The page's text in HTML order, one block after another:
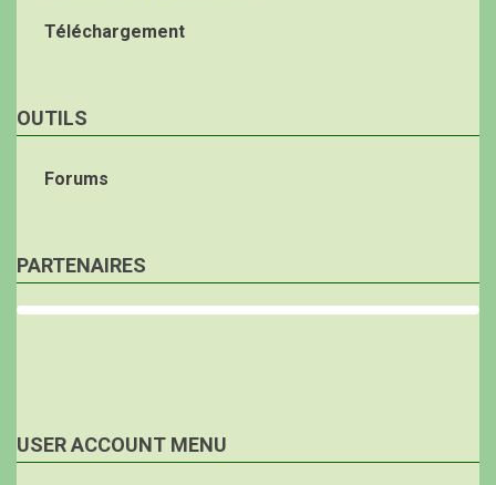
Téléchargement
OUTILS
Forums
PARTENAIRES
USER ACCOUNT MENU